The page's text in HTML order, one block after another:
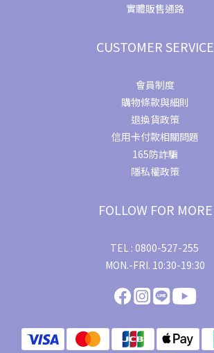
實體販售通路
CUSTOMER SERVICE
會員制度
購物條款與細則
退換貨政策
信用卡付款相關問題
165防詐騙
隱私權政策
FOLLOW FOR MORE
TEL : 0800-527-255
MON.-FRI. 10:30-19:30